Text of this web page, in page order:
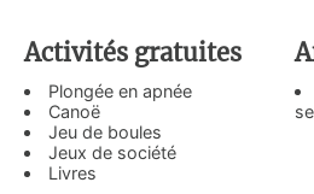
Activités gratuites
Plongée en apnée
Canoë
Jeu de boules
Jeux de société
Livres